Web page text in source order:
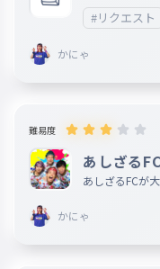
#リクエスト
かにゃ
難易度
あしざる
あしざるFCが
かにゃ